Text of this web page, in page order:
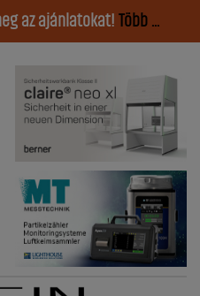
az ajánlatokat! Több ...